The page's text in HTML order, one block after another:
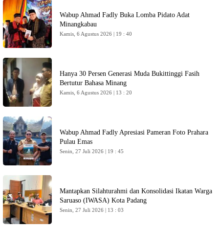
Wabup Ahmad Fadly Buka Lomba Pidato Adat
Minangkabau
Kamis, 6 Agustus 2026 | 19 : 40
Hanya 30 Persen Generasi Muda Bukittinggi Fasih
Bertutur Bahasa Minang
Kamis, 6 Agustus 2026 | 13 : 20
Wabup Ahmad Fadly Apresiasi Pameran Foto Prahara
Pulau Emas
Senin, 27 Juli 2026 | 19 : 45
Mantapkan Silahturahmi dan Konsolidasi Ikatan Warga
Saruaso (IWASA) Kota Padang
Senin, 27 Juli 2026 | 13 : 03